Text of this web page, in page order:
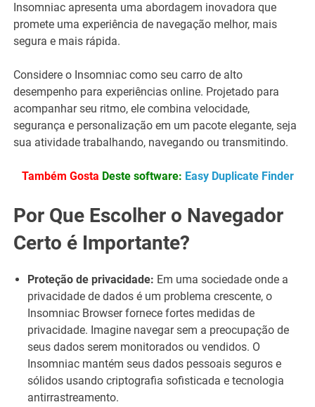
Insomniac apresenta uma abordagem inovadora que
promete uma experiência de navegação melhor, mais
segura e mais rápida.
Considere o Insomniac como seu carro de alto
desempenho para experiências online. Projetado para
acompanhar seu ritmo, ele combina velocidade,
segurança e personalização em um pacote elegante, seja
sua atividade trabalhando, navegando ou transmitindo.
Também Gosta Deste software: Easy Duplicate Finder
Por Que Escolher o Navegador
Certo é Importante?
Proteção de privacidade: Em uma sociedade onde a
privacidade de dados é um problema crescente, o
Insomniac Browser fornece fortes medidas de
privacidade. Imagine navegar sem a preocupação de
seus dados serem monitorados ou vendidos. O
Insomniac mantém seus dados pessoais seguros e
sólidos usando criptografia sofisticada e tecnologia
antirrastreamento.